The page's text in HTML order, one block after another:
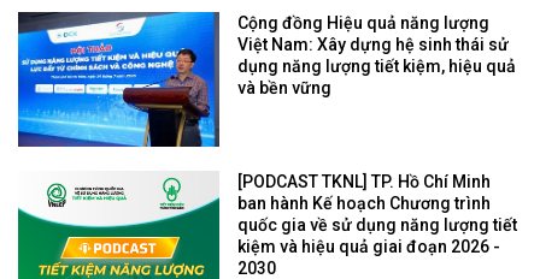
Cộng đồng Hiệu quả năng lượng
Việt Nam: Xây dựng hệ sinh thái sử
dụng năng lượng tiết kiệm, hiệu quả
và bền vững
[PODCAST TKNL] TP. Hồ Chí Minh
ban hành Kế hoạch Chương trình
quốc gia về sử dụng năng lượng tiết
kiệm và hiệu quả giai đoạn 2026 -
2030